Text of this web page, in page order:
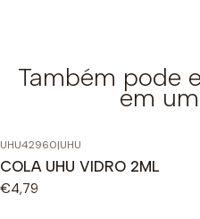
Também pode
em
UHU42960|UHU
COLA UHU VIDRO 2ML
€4,79